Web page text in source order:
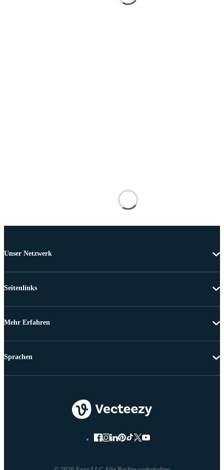
Unser Netzwerk
Seitenlinks
Mehr Erfahren
Sprachen